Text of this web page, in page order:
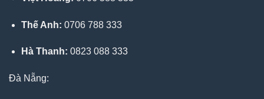
Thế Anh: 0706 788 333
Hà Thanh: 0823 088 333
Đà Nẵng: